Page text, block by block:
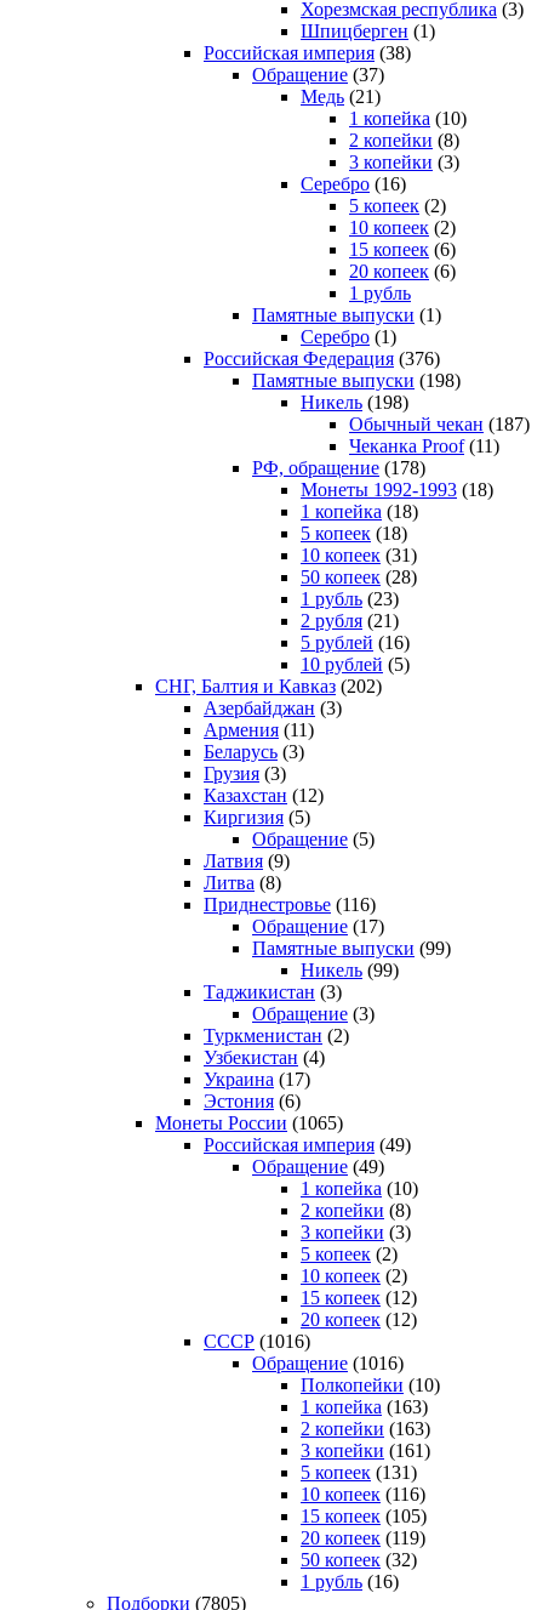
Хорезмская республика (3)
Шпицберген (1)
Российская империя (38)
Обращение (37)
Медь (21)
1 копейка (10)
2 копейки (8)
3 копейки (3)
Серебро (16)
5 копеек (2)
10 копеек (2)
15 копеек (6)
20 копеек (6)
1 рубль
Памятные выпуски (1)
Серебро (1)
Российская Федерация (376)
Памятные выпуски (198)
Никель (198)
Обычный чекан (187)
Чеканка Proof(11)
РФ, обращение (178)
Монеты 1992-1993 (18)
1 копейка (18)
5 копеек (18)
10 копеек (31)
50 копеек (28)
1 рубль (23)
2 рубля (21)
5 рублей (16)
10 рублей (5)
СНГ, Балтия и Кавказ (202)
Азербайджан (3)
Армения (11)
Беларусь (3)
Грузия (3)
Казахстан (12)
Киргизия (5)
Обращение (5)
Латвия (9)
Литва (8)
Приднестровье (116)
Обращение (17)
Памятные выпуски (99)
Никель (99)
Таджикистан (3)
Обращение (3)
Туркменистан (2)
Узбекистан (4)
Украина (17)
Эстония (6)
Монеты России (1065)
Российская империя (49)
Обращение (49)
1 копейка (10)
2 копейки (8)
3 копейки (3)
5 копеек (2)
10 копеек (2)
15 копеек (12)
20 копеек (12)
СССР (1016)
Обращение (1016)
Полкопейки (10)
1 копейка (163)
2 копейки (163)
3 копейки (161)
5 копеек (131)
10 копеек (116)
15 копеек (105)
20 копеек (119)
50 копеек (32)
1 рубль (16)
Подборки (7805)